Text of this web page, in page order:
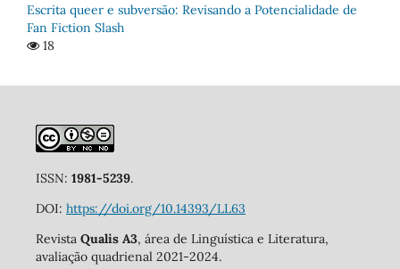
Escrita queer e subversão: Revisando a Potencialidade de
Fan Fiction Slash
18
ISSN: 1981-5239.
DOI: https://doi.org/10.14393/LL63
Revista Qualis A3, área de Linguística e Literatura,
avaliação quadrienal 2021-2024.